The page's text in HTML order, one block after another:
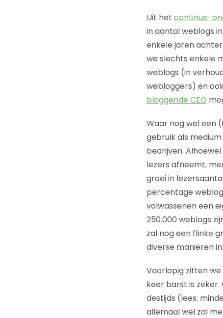
Uit het continue-
in aantal weblogs
enkele jaren
we slechts enkele
weblogs (in
webloggers) en
bloggende CEO
Waar nog wel een
gebruik als
bedrijven.
lezers afneemt,
groei in
percentage
volwassenen een
250.000 weblogs
zal nog een flinke
diverse manieren
Voorlopig zitten
keer barst is
destijds (lees:
allemaal wel zal